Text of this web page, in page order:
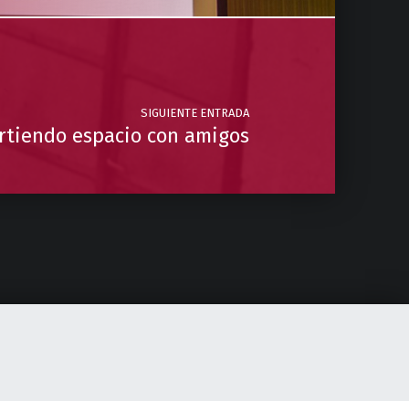
SIGUIENTE ENTRADA
espacio con amigos